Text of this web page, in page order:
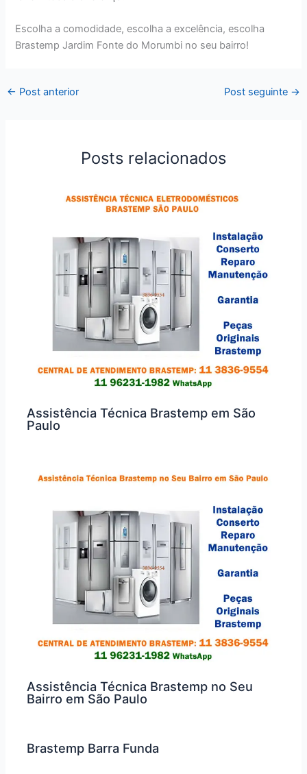
Escolha a comodidade, escolha a excelência, escolha
Brastemp Jardim Fonte do Morumbi no seu bairro!
← Post anterior Post seguinte →
Posts relacionados
Assistência Técnica Brastemp em São
Paulo
Assistência Técnica Brastemp no Seu
Bairro em São Paulo
Brastemp Barra Funda